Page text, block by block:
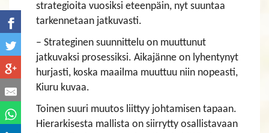
strategioita vuosiksi eteenpäin, nyt suuntaa
tarkennetaan jatkuvasti.
– Strateginen suunnittelu on muuttunut
jatkuvaksi prosessiksi. Aikajänne on lyhentynyt
hurjasti, koska maailma muuttuu niin nopeasti,
Kiuru kuvaa.
Toinen suuri muutos liittyy johtamisen tapaan.
Hierarkisesta mallista on siirrytty osallistavaan